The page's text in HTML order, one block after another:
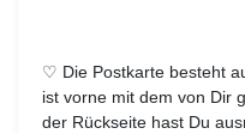
♡ Die Postkarte besteht
ist vorne mit dem von Dir
der Rückseite hast Du